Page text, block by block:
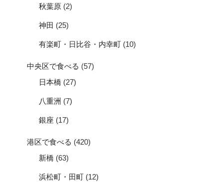
秋葉原 (2)
神田 (25)
有楽町・日比谷・内幸町 (10)
中央区で食べる (57)
日本橋 (27)
八重洲 (7)
銀座 (17)
港区で食べる (420)
新橋 (63)
浜松町・田町 (12)